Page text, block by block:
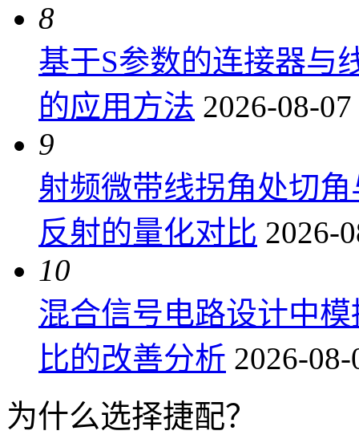
8
基于S参数的连接器与
的应用方法 2026-08-
9
射频微带线拐角处切
反射的量化对比 2026-
10
混合信号电路设计中
比的改善分析 2026-
为什么选择捷配？